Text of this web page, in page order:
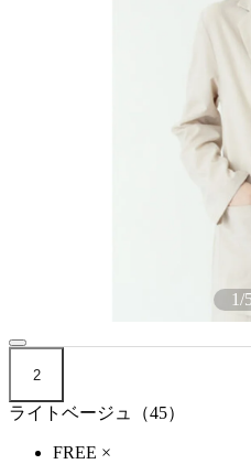
1/
2
ライトベージュ（45）
FREE ×